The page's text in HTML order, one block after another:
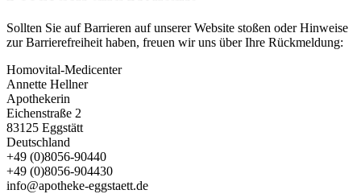
Sollten Sie auf Barrieren auf unserer Website stoßen oder Hinweise
zur Barrierefreiheit haben, freuen wir uns über Ihre Rückmeldung:
Homovital-Medicenter
Annette Hellner
Apothekerin
Eichenstraße 2
83125 Eggstätt
Deutschland
+49 (0)8056-90440
+49 (0)8056-904430
info@apotheke-eggstaett.de